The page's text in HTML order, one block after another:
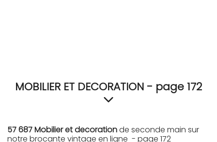
MOBILIER ET DECORATION - page 172
57 687 Mobilier et decorationde seconde main sur
notre brocante vintage en ligne - page 172